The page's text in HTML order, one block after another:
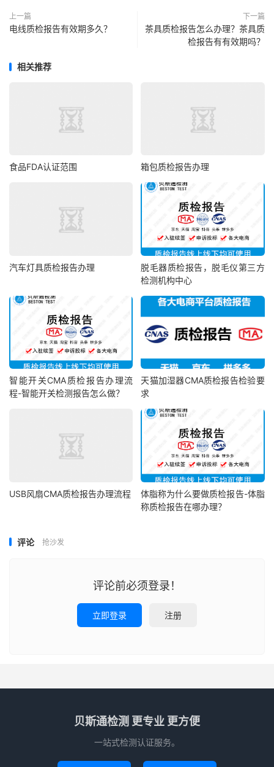
上一篇
电线质检报告有效期多久？
下一篇
茶具质检报告怎么办理？茶具质
检报告有有效期吗？
相关推荐
食品FDA认证范围 箱包质检报告办理
汽车灯具质检报告办理
脱毛器质检报告，脱毛仪第三方
检测机构中心
智能开关CMA质检报告办理流
程-智能开关检测报告怎么做？
天猫加湿器CMA质检报告检验要
求
USB风扇CMA质检报告办理流程
体脂称为什么要做质检报告-体脂
称质检报告在哪办理？
评论 抢沙发
评论前必须登录！
立即登录 注册
贝斯通检测 更专业 更方便
一站式检测认证服务。